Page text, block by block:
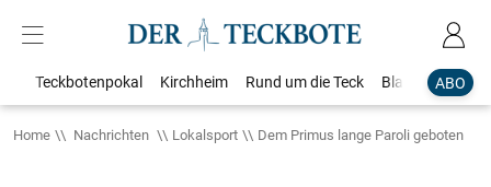
ABO
Teckbotenpokal Kirchheim Rund um die Teck Blaulicht
Home Nachrichten Lokalsport Dem Primus lange Paroli geboten